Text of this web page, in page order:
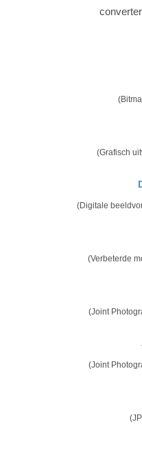
(Grafisch
(Digitale
(Verbeterde
(Joint
(Joint